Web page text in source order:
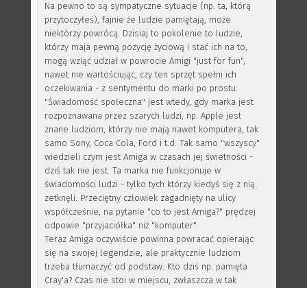
Na pewno to są sympatyczne sytuacje (np. ta, którą
przytoczyłeś), fajnie że ludzie pamiętają, może
niektórzy powrócą. Dzisiaj to pokolenie to ludzie,
którzy maja pewną pozycję życiową i stać ich na to,
mogą wziąć udział w powrocie Amigi "just for fun",
nawet nie wartościując, czy ten sprzęt spełni ich
oczekiwania - z sentymentu do marki po prostu.
"Świadomość społeczna" jest wtedy, gdy marka jest
rozpoznawana przez szarych ludzi, np. Apple jest
znane ludziom, którzy nie mają nawet komputera, tak
samo Sony, Coca Cola, Ford i t.d. Tak samo "wszyscy"
wiedzieli czym jest Amiga w czasach jej świetności -
dziś tak nie jest. Ta marka nie funkcjonuje w
świadomości ludzi - tylko tych którzy kiedyś się z nią
zetknęli. Przeciętny człowiek zagadnięty na ulicy
współcześnie, na pytanie "co to jest Amiga?" prędzej
odpowie "przyjaciółka" niż "komputer".
Teraz Amiga oczywiście powinna powracać opierając
się na swojej legendzie, ale praktycznie ludziom
trzeba tłumaczyć od podstaw. Kto dziś np. pamięta
Cray'a? Czas nie stoi w miejscu, zwłaszcza w tak